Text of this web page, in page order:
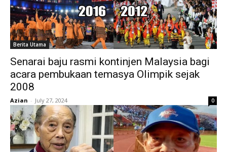
Berita Utama
Senarai baju rasmi kontinjen Malaysia bagi
acara pembukaan temasya Olimpik sejak
2008
Azian - July 27, 2024 0